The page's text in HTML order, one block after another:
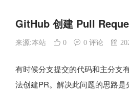
GitHub 创建 Pull
来源:本站 0 0 评论
有时候分支提交的代码和主分支
法创建PR。解决此问题的思路是